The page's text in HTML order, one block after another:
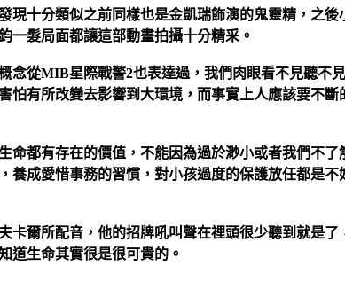
十分類似之前同樣也是金凱瑞飾演的鬼靈精，之
一髮局面都讓這部動畫拍攝十分精采。
從MIB星際戰警2也表達過，我們肉眼看不見聽不
有所改變去影響到大環境，而事實上人應該要不
都有存在的價值，不能因為過於渺小或者我們不
成愛惜事務的習慣，對小孩過度的保護放任都是
爾所配音，他的招牌吼叫聲在裡頭很少聽到就是
道生命其實很是很可貴的。